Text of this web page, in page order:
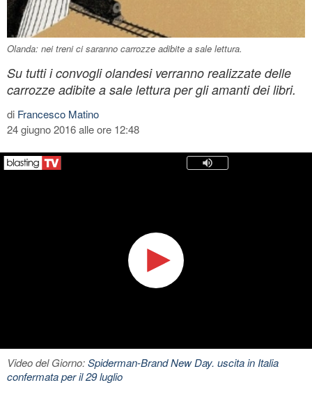
Olanda: nei treni ci saranno carrozze adibite a sale lettura.
Su tutti i convogli olandesi verranno realizzate delle
carrozze adibite a sale lettura per gli amanti dei libri.
di Francesco Matino
24 giugno 2016 alle ore 12:48
Video del Giorno:Spiderman-Brand New Day. uscita in Italia
confermata per il 29 luglio